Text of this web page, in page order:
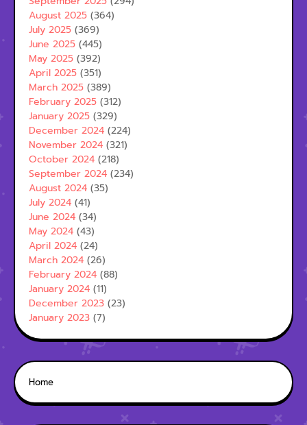
August 2025 (364)
July 2025 (369)
June 2025 (445)
May 2025 (392)
April 2025 (351)
March 2025 (389)
February 2025 (312)
January 2025 (329)
December 2024 (224)
November 2024 (321)
October 2024 (218)
September 2024 (234)
August 2024 (35)
July 2024 (41)
June 2024 (34)
May 2024 (43)
April 2024 (24)
March 2024 (26)
February 2024 (88)
January 2024 (11)
December 2023 (23)
January 2023 (7)
Home